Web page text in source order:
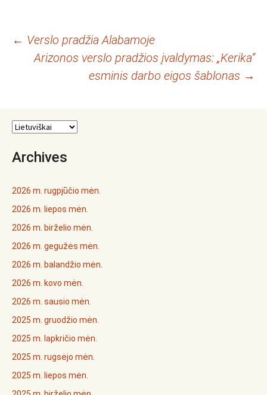
Įrašo
navigacija
← Verslo pradžia Alabamoje
Arizonos verslo pradžios įvaldymas: „Kerika”
esminis darbo eigos šablonas →
Archives
2026 m. rugpjūčio mėn.
2026 m. liepos mėn.
2026 m. birželio mėn.
2026 m. gegužės mėn.
2026 m. balandžio mėn.
2026 m. kovo mėn.
2026 m. sausio mėn.
2025 m. gruodžio mėn.
2025 m. lapkričio mėn.
2025 m. rugsėjo mėn.
2025 m. liepos mėn.